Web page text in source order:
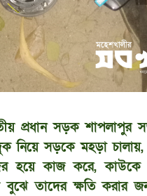
প্রধান সড়ক শাপলাপুর
নিয়ে সড়কে মহড়া
হয়ে কাজ করে,
বুঝে তাদের ক্ষতি করার